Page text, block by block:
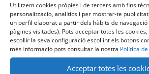
Utilitzem cookies pròpies i de tercers amb fins
personalització, analítics i per mostrar-te
un perfil elaborat a partir dels hàbits de
pàgines visitades). Pots acceptar totes les
escollir la seva configuració escollint els botons
més informació pots consultar la nostra Política
Acceptar totes les
Entrades recents
Valoración de la ADC sobre la
profesionales sanitarios en los